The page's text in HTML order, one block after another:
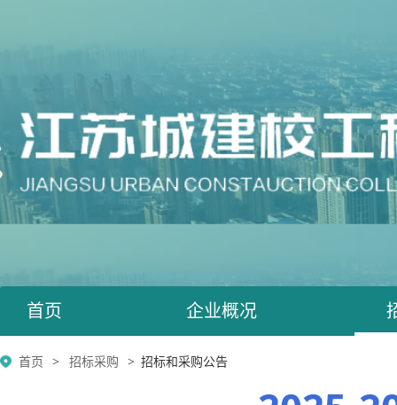
首页 企业概况
首页 招标采购 招标和采购公告